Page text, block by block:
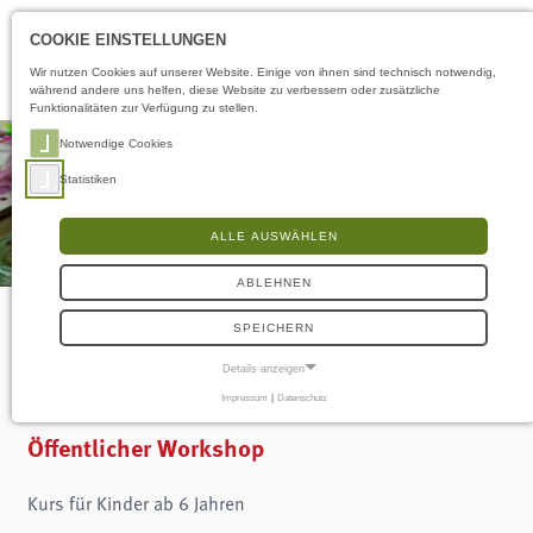
Öffnungszeiten
Sonntags-Atelier
Öffentlicher Workshop
Kurs für Kinder ab 6 Jahren
COOKIE EINSTELLUNGEN
Wir nutzen Cookies auf unserer Website. Einige von ihnen sind technisch notwendig,
während andere uns helfen, diese Website zu verbessern oder zusätzliche
Funktionalitäten zur Verfügung zu stellen.
Notwendige Cookies
Statistiken
ALLE AUSWÄHLEN
ABLEHNEN
SPEICHERN
Details anzeigen
einwandfreie Funktion der Website erforderlich.
Impressum | Datenschutz